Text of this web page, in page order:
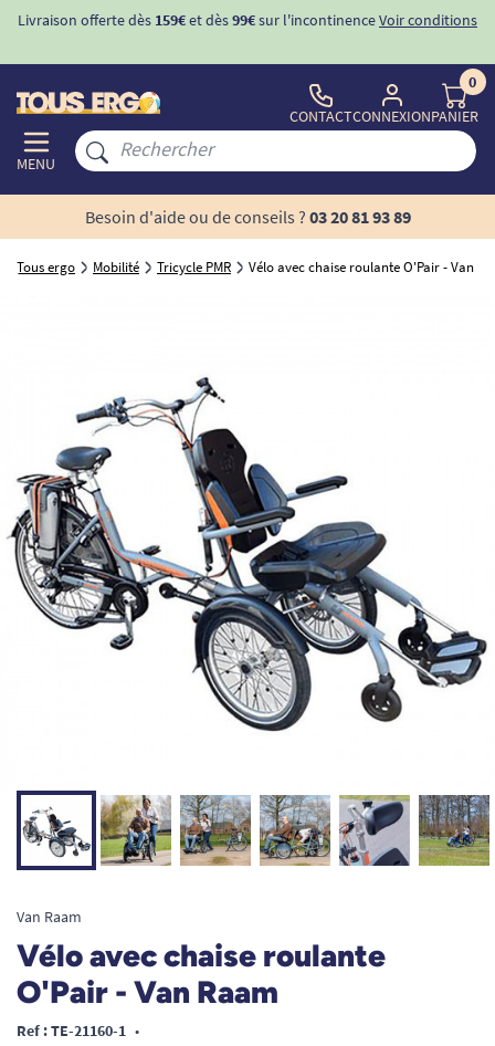
Livraison offerte dès 159€et dès99€sur l'incontinenceVoir conditions
MENU
CONTACTCONNEXION
0
PANIER
Besoin d'aide ou de conseils ? 03 20 81 93 89
Tous ergo Mobilité Tricycle PMR Vélo avec chaise roulante O'Pair - Van
Van Raam
Vélo avec chaise roulante
O'Pair - Van Raam
Ref : TE-21160-1 •